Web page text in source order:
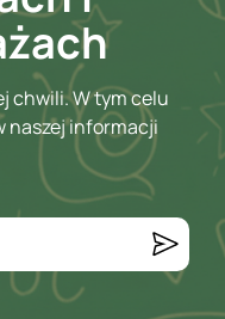
chwili. W tym celu
naszej informacji